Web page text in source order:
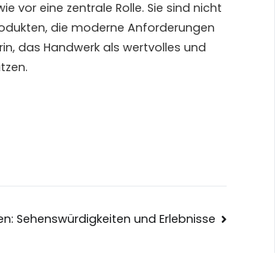
vor eine zentrale Rolle. Sie sind nicht
die moderne Anforderungen
das Handwerk als wertvolles und
Sehenswürdigkeiten und Erlebnisse